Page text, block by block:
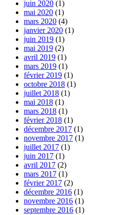
juin 2020 (1)
mai 2020 (1)
mars 2020 (4)
janvier 2020 (1)
juin 2019 (1)
mai 2019 (2)
avril 2019 (1)
mars 2019 (1)
février 2019 (1)
octobre 2018 (1)
juillet 2018 (1)
mai 2018 (1)
mars 2018 (1)
février 2018 (1)
décembre 2017 (1)
novembre 2017 (1)
juillet 2017 (1)
juin 2017 (1)
avril 2017 (2)
mars 2017 (1)
février 2017 (2)
décembre 2016 (1)
novembre 2016 (1)
septembre 2016 (1)